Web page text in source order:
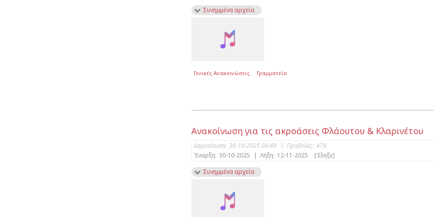
Συνημμένα αρχεία
Γενικές Ανακοινώσεις Γραμματεία
Aνακοίνωση για τις ακροάσεις Φλάουτου & Kλαρινέτου
Δημοσίευση: 30-10-2025 08:49 | Προβολές: 479
Έναρξη: 30-10-2025 | Λήξη: 12-11-2025
[Έληξε]
Συνημμένα αρχεία